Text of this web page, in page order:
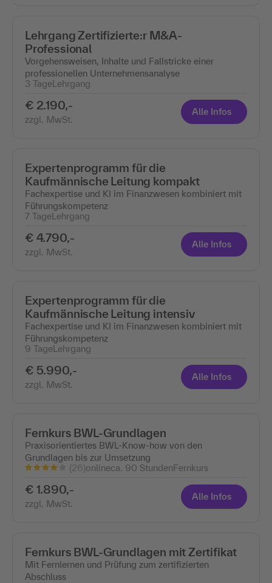
Lehrgang Zertifizierte:r M&A-
Professional
Vorgehensweisen, Inhalte und Fallstricke einer
professionellen Unternehmensanalyse
3 TageLehrgang
€ 2.190,-
zzgl. MwSt.
Alle Infos
Expertenprogramm für die
Kaufmännische Leitung kompakt
Fachexpertise und KI im Finanzwesen kombiniert mit
Führungskompetenz
7 TageLehrgang
€ 4.790,-
zzgl. MwSt.
Alle Infos
Expertenprogramm für die
Kaufmännische Leitung intensiv
Fachexpertise und KI im Finanzwesen kombiniert mit
Führungskompetenz
9 TageLehrgang
€ 5.990,-
zzgl. MwSt.
Alle Infos
Fernkurs BWL-Grundlagen
Praxisorientiertes BWL-Know-how von den
Grundlagen bis zur Umsetzung
(26)onlineca. 90 StundenFernkurs
€ 1.890,-
zzgl. MwSt.
Alle Infos
Fernkurs BWL-Grundlagen mit Zertifikat
Mit Fernlernen und Prüfung zum zertifizierten
Abschluss